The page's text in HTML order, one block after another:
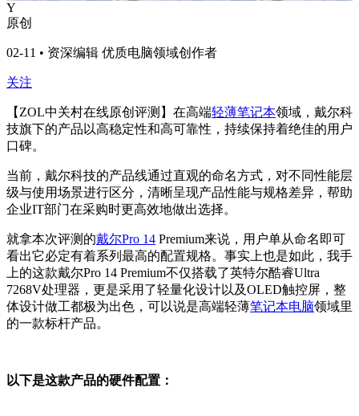
Y
原创
02-11 • 资深编辑 优质电脑领域创作者
关注
【ZOL中关村在线原创评测】在高端轻薄笔记本领域，戴尔科
技旗下的产品以高稳定性和高可靠性，持续保持着绝佳的用户
口碑。
当前，戴尔科技的产品线通过直观的命名方式，对不同性能层
级与使用场景进行区分，清晰呈现产品性能与规格差异，帮助
企业IT部门在采购时更高效地做出选择。
就拿本次评测的戴尔Pro 14 Premium来说，用户单从命名即可
看出它必定有着系列最高的配置规格。事实上也是如此，我手
上的这款戴尔Pro 14 Premium不仅搭载了英特尔酷睿Ultra
7268V处理器，更是采用了轻量化设计以及OLED触控屏，整
体设计做工都极为出色，可以说是高端轻薄笔记本电脑领域里
的一款标杆产品。
以下是这款产品的硬件配置：